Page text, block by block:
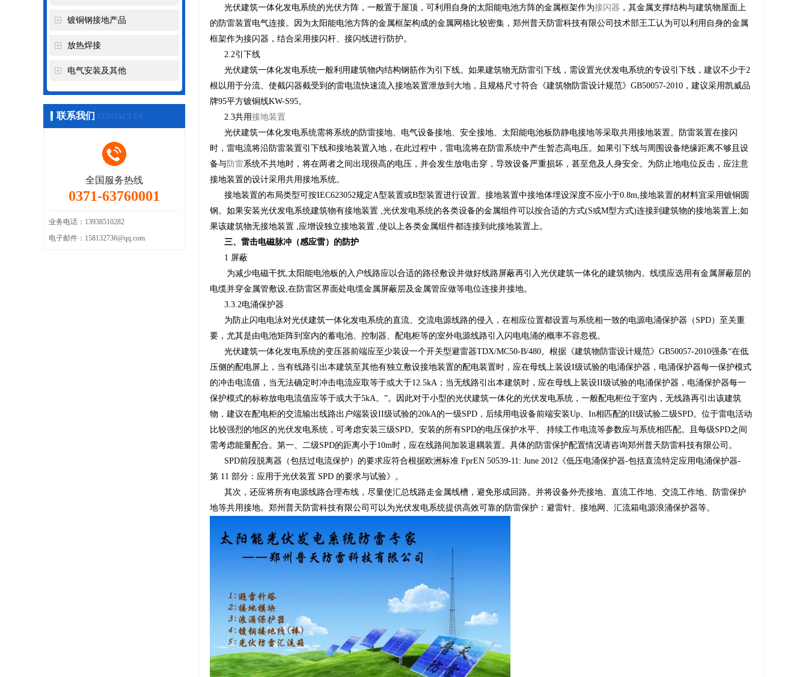
镀铜钢接地产品
放热焊接
电气安装及其他
联系我们 CONTACT US
全国服务热线
0371-63760001
业务电话：13938510282
电子邮件：158132736@qq.com
光伏建筑一体化发电系统的光伏方阵，一般置于屋顶，可利用自身的太阳能电池方阵的金属框架作为接闪器 ，其金属支撑结构与建筑物屋面上
的防雷装置电气连接。因为太阳能电池方阵的金属框架构成的金属网格比较密集，郑州普天防雷科技有限公司技术部王工认为可以利用自身的金属
框架作为接闪器，结合采用接闪杆、接闪线进行防护。
2.2引下线
光伏建筑一体化发电系统一般利用建筑物内结构钢筋作为引下线。如果建筑物无防雷引下线，需设置光伏发电系统的专设引下线，建议不少于2
根以用于分流、使截闪器截受到的雷电流快速流入接地装置泄放到大地，且规格尺寸符合《建筑物防雷设计规范》GB50057-2010，建议采用凯威品
牌95平方镀铜线KW-S95。
2.3共用接地装置
光伏建筑一体化发电系统需将系统的防雷接地、电气设备接地、安全接地、太阳能电池板防静电接地等采取共用接地装置。防雷装置在接闪
时，雷电流将沿防雷装置引下线和接地装置入地，在此过程中，雷电流将在防雷系统中产生暂态高电压。如果引下线与周围设备绝缘距离不够且设
备与防雷系统不共地时，将在两者之间出现很高的电压，并会发生放电击穿，导致设备严重损坏，甚至危及人身安全。为防止地电位反击，应注意
接地装置的设计采用共用接地系统。
接地装置的布局类型可按IEC623052规定A型装置或B型装置进行设置。接地装置中接地体埋设深度不应小于0.8m,接地装置的材料宜采用镀铜圆
钢。如果安装光伏发电系统建筑物有接地装置 ,光伏发电系统的各类设备的金属组件可以按合适的方式(S或M型方式)连接到建筑物的接地装置上;如
果该建筑物无接地装置 ,应增设独立接地装置 ,使以上各类金属组件都连接到此接地装置上。
三、雷击电磁脉冲（感应雷）的防护
1 屏蔽
为减少电磁干扰,太阳能电池板的入户线路应以合适的路径敷设并做好线路屏蔽再引入光伏建筑一体化的建筑物内。线缆应选用有金属屏蔽层的
电缆并穿金属管敷设,在防雷区界面处电缆金属屏蔽层及金属管应做等电位连接并接地。
3.3.2电涌保护器
为防止闪电电泳对光伏建筑一体化发电系统的直流、交流电源线路的侵入，在相应位置都设置与系统相一致的电源电涌保护器（SPD）至关重
要，尤其是由电池矩阵到室内的蓄电池、控制器、配电柜等的室外电源线路引入闪电电涌的概率不容忽视。
光伏建筑一体化发电系统的变压器前端应至少装设一个开关型避雷器TDX/MC50-B/480。根据《建筑物防雷设计规范》GB50057-2010强条“在低
压侧的配电屏上，当有线路引出本建筑至其他有独立敷设接地装置的配电装置时，应在母线上装设I级试验的电涌保护器，电涌保护器每一保护模式
的冲击电流值，当无法确定时冲击电流应取等于或大于12.5kA；当无线路引出本建筑时，应在母线上装设II级试验的电涌保护器，电涌保护器每一
保护模式的标称放电电流值应等于或大于5kA。”。因此对于小型的光伏建筑一体化的光伏发电系统，一般配电柜位于室内，无线路再引出该建筑
物，建议在配电柜的交流输出线路出户端装设II级试验的20kA的一级SPD，后续用电设备前端安装Up、In相匹配的II级试验二级SPD。位于雷电活动
比较强烈的地区的光伏发电系统，可考虑安装三级SPD。安装的所有SPD的电压保护水平、 持续工作电流等参数应与系统相匹配。且每级SPD之间
需考虑能量配合。第一、二级SPD的距离小于10m时，应在线路间加装退耦装置。具体的防雷保护配置情况请咨询郑州普天防雷科技有限公司。
SPD前段脱离器（包括过电流保护）的要求应符合根据欧洲标准 FprEN 50539-11: June 2012《低压电涌保护器-包括直流特定应用电涌保护器-
第 11 部分：应用于光伏装置 SPD 的要求与试验》。
其次，还应将所有电源线路合理布线，尽量使汇总线路走金属线槽，避免形成回路。并将设备外壳接地、直流工作地、交流工作地、防雷保护
地等共用接地。 郑州普天防雷科技有限公司可以为光伏发电系统提供高效可靠的防雷保护：避雷针、接地网、汇流箱电源浪涌保护器等。